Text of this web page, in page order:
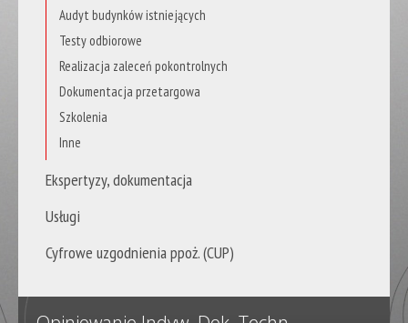
Audyt budynków istniejących
Testy odbiorowe
Realizacja zaleceń pokontrolnych
Dokumentacja przetargowa
Szkolenia
Inne
Ekspertyzy, dokumentacja
Usługi
Cyfrowe uzgodnienia ppoż. (CUP)